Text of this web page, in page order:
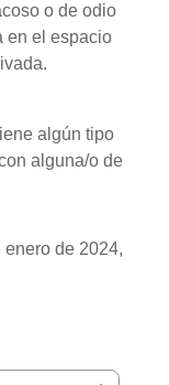
o de odio
en el espacio
algún tipo
alguna/o de
de 2024,